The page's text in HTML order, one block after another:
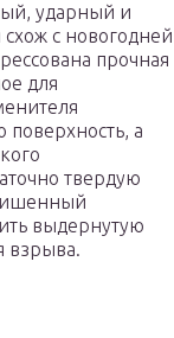
ударный и
с новогодней
прочная
для
а
твердую
выдернутую
взрыва.